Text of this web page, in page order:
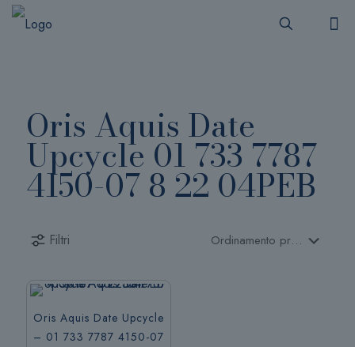
Oris Aquis Date
Upcycle 01 733 7787
4150-07 8 22 04PEB
Filtri
Oris Aquis Date Upcycle
– 01 733 7787 4150-07